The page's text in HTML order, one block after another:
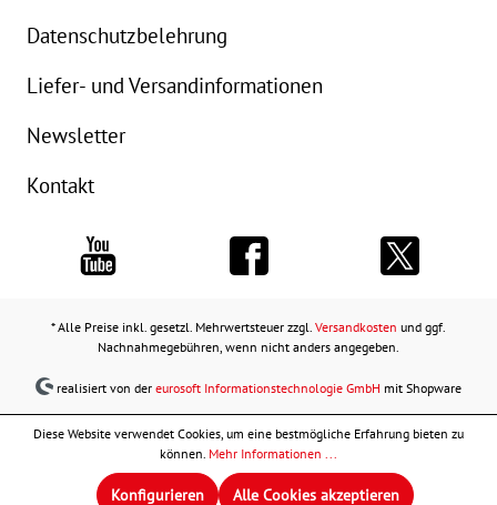
Datenschutzbelehrung
Liefer- und Versandinformationen
Newsletter
Kontakt
* Alle Preise inkl. gesetzl. Mehrwertsteuer zzgl. Versandkosten und ggf.
Nachnahmegebühren, wenn nicht anders angegeben.
realisiert von dereurosoft Informationstechnologie GmbH mit Shopware
Diese Website verwendet Cookies, um eine bestmögliche Erfahrung bieten zu
können. Mehr Informationen ...
Konfigurieren Alle Cookies akzeptieren